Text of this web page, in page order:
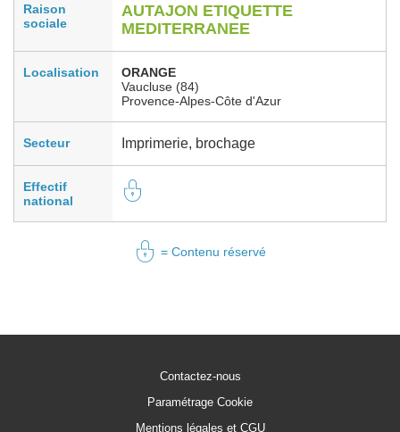
Raison
sociale
AUTAJON ETIQUETTE
MEDITERRANEE
Localisation
ORANGE
Vaucluse (84)
Provence-Alpes-Côte d'Azur
Secteur Imprimerie, brochage
Effectif
national
= Contenu réservé
Contactez-nous
Paramétrage Cookie
Mentions légales et CGU